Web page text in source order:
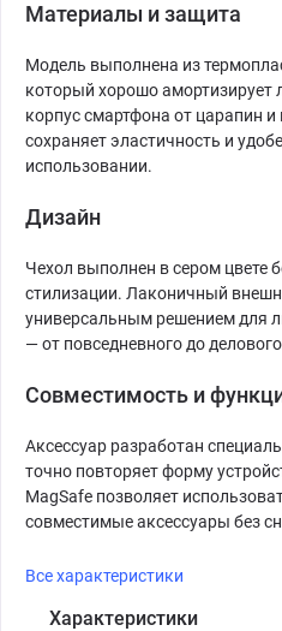
Материалы и защита
Модель выполнена из
который хорошо амортизирует
корпус смартфона от царапин и
сохраняет эластичность и
использовании.
Дизайн
Чехол выполнен в сером цвете
стилизации. Лаконичный
универсальным решением для
— от повседневного до
Совместимость и
Аксессуар разработан
точно повторяет форму
MagSafe позволяет
совместимые аксессуары без
Все характеристики
Характеристики